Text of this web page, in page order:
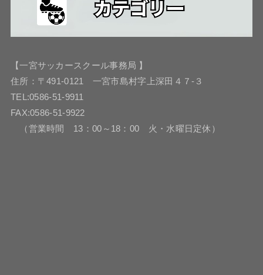
【一宮サッカースクール事務局 】
住所：〒491-0121 一宮市島村字上深田４７-３
TEL:0586-51-9911
FAX:0586-51-9922
（営業時間 13：00～18：00 火・水曜日定休）